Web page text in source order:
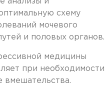
схему
мочевого
и половых органов.
медицины
при необходимости
вмешательства.